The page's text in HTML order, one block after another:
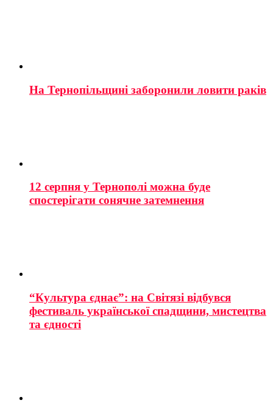
На Тернопільщині заборонили ловити раків
12 серпня у Тернополі можна буде
спостерігати сонячне затемнення
“Культура єднає”: на Світязі відбувся
фестиваль української спадщини, мистецтва
та єдності